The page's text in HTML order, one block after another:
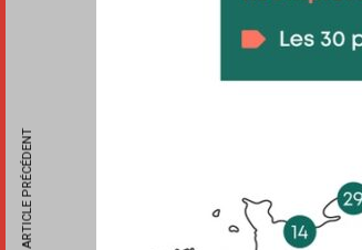
ARTICLE PRÉCÉDENT